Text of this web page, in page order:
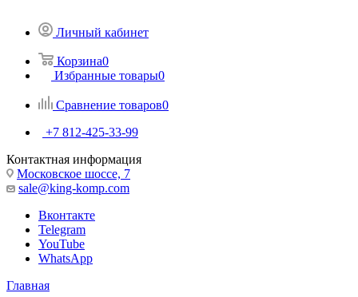
Личный кабинет
Корзина0
Избранные товары0
Сравнение товаров0
+7 812-425-33-99
Контактная информация
Московское шоссе, 7
sale@king-komp.com
Вконтакте
Telegram
YouTube
WhatsApp
Главная